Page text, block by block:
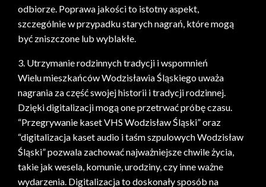
odbiorze. Poprawa jakości to istotny aspekt,
szczególnie w przypadku starych nagrań, które mogą
być zniszczone lub wyblakłe.
3. Utrzymanie rodzinnych tradycji i wspomnień
Wielu mieszkańców Wodzisławia Śląskiego uważa
nagrania za część swojej historii i tradycji rodzinnej.
Dzięki digitalizacji mogą one przetrwać próbę czasu.
“Przegrywanie kaset VHS Wodzisław Śląski” oraz
“digitalizacja kaset audio i taśm szpulowych Wodzisław
Śląski” pozwala zachować najważniejsze chwile życia,
takie jak wesela, komunie, urodziny, czy inne ważne
wydarzenia. Digitalizacja to doskonały sposób na